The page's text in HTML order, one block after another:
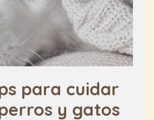
para cuidar
y gatos